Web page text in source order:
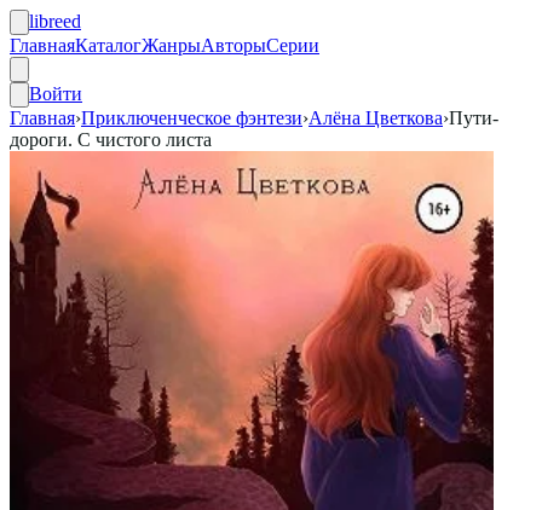
libreed
ГлавнаяКаталогЖанрыАвторыСерии
Войти
Главная›Приключенческое фэнтези›Алёна Цветкова›Пути-
дороги. С чистого листа